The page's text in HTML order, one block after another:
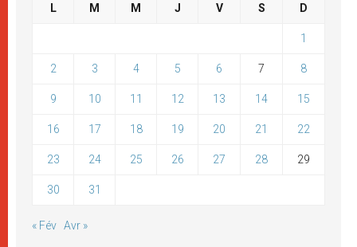
L M M J V S D
1
2 3 4 5 6 7 8
9 10 11 12 13 14 15
16 17 18 19 20 21 22
23 24 25 26 27 28 29
30 31
« Fév Avr »